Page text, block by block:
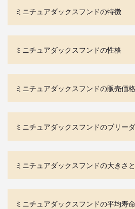
ミニチュアダックスフンドの特徴
ミニチュアダックスフンドの性格
ミニチュアダックスフンドの販売価
ミニチュアダックスフンドのブリー
ミニチュアダックスフンドの大きさ
ミニチュアダックスフンドの平均寿